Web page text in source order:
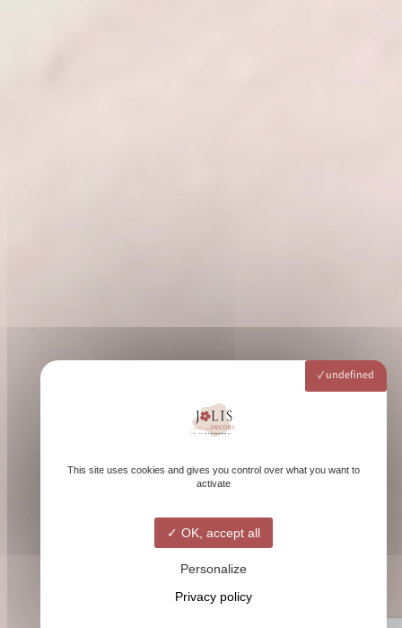
undefined
This site uses cookies and gives you control over what you want to
activate
OK, accept all
Personalize
Privacy policy